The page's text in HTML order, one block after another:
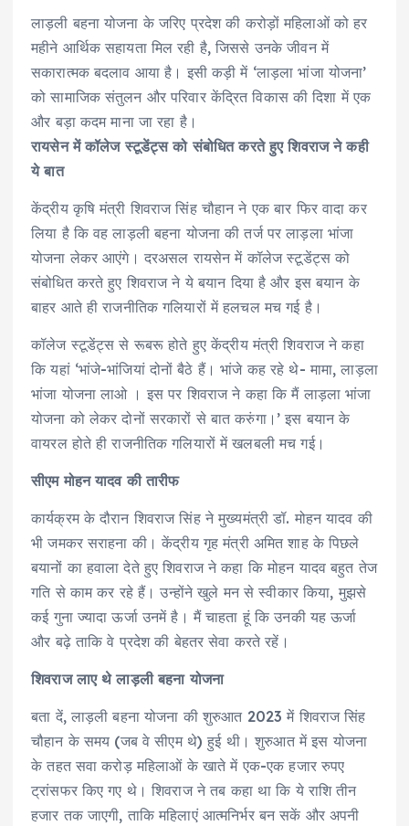
लाड़ली बहना योजना के जरिए प्रदेश की करोड़ों महिलाओं को हर
महीने आर्थिक सहायता मिल रही है, जिससे उनके जीवन में
सकारात्मक बदलाव आया है। इसी कड़ी में ‘लाड़ला भांजा योजना’
को सामाजिक संतुलन और परिवार केंद्रित विकास की दिशा में एक
और बड़ा कदम माना जा रहा है।
रायसेन में कॉलेज स्टूडेंट्स को संबोधित करते हुए शिवराज ने कही
ये बात
केंद्रीय कृषि मंत्री शिवराज सिंह चौहान ने एक बार फिर वादा कर
लिया है कि वह लाड़ली बहना योजना की तर्ज पर लाड़ला भांजा
योजना लेकर आएंगे। दरअसल रायसेन में कॉलेज स्टूडेंट्स को
संबोधित करते हुए शिवराज ने ये बयान दिया है और इस बयान के
बाहर आते ही राजनीतिक गलियारों में हलचल मच गई है।
कॉलेज स्टूडेंट्स से रूबरू होते हुए केंद्रीय मंत्री शिवराज ने कहा
कि यहां ‘भांजे-भांजियां दोनों बैठे हैं। भांजे कह रहे थे- मामा, लाड़ला
भांजा योजना लाओ । इस पर शिवराज ने कहा कि मैं लाड़ला भांजा
योजना को लेकर दोनों सरकारों से बात करुंगा।’ इस बयान के
वायरल होते ही राजनीतिक गलियारों में खलबली मच गई।
सीएम मोहन यादव की तारीफ
कार्यक्रम के दौरान शिवराज सिंह ने मुख्यमंत्री डॉ. मोहन यादव की
भी जमकर सराहना की। केंद्रीय गृह मंत्री अमित शाह के पिछले
बयानों का हवाला देते हुए शिवराज ने कहा कि मोहन यादव बहुत तेज
गति से काम कर रहे हैं। उन्होंने खुले मन से स्वीकार किया, मुझसे
कई गुना ज्यादा ऊर्जा उनमें है। मैं चाहता हूं कि उनकी यह ऊर्जा
और बढ़े ताकि वे प्रदेश की बेहतर सेवा करते रहें।
शिवराज लाए थे लाड़ली बहना योजना
बता दें, लाड़ली बहना योजना की शुरुआत 2023 में शिवराज सिंह
चौहान के समय (जब वे सीएम थे) हुई थी। शुरुआत में इस योजना
के तहत सवा करोड़ महिलाओं के खाते में एक-एक हजार रुपए
ट्रांसफर किए गए थे। शिवराज ने तब कहा था कि ये राशि तीन
हजार तक जाएगी, ताकि महिलाएं आत्मनिर्भर बन सकें और अपनी